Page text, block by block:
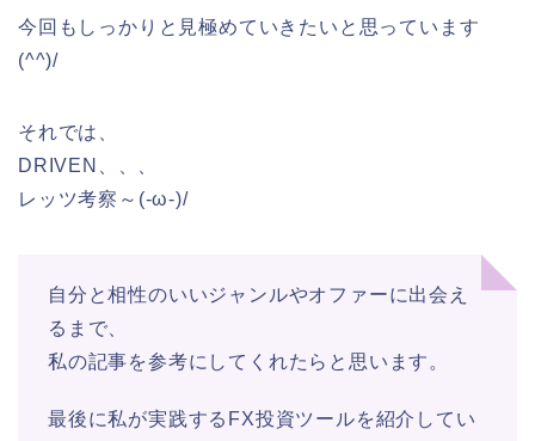
今回もしっかりと見極めていきたいと思っています
(^^)/
それでは、
DRIVEN、、、
レッツ考察～(-ω-)/
自分と相性のいいジャンルやオファーに出会え
るまで、
私の記事を参考にしてくれたらと思います。
最後に私が実践するFX投資ツールを紹介してい